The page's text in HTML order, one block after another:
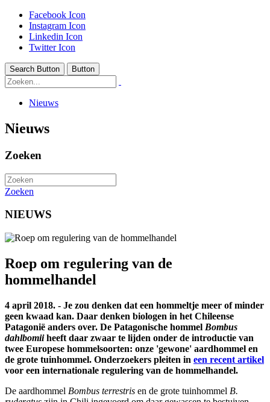
Facebook Icon
Instagram Icon
Linkedin Icon
Twitter Icon
Search Button Button
Nieuws
Nieuws
Zoeken
Zoeken
NIEUWS
Roep om regulering van de
hommelhandel
4 april 2018. - Je zou denken dat een hommeltje meer of minder
geen kwaad kan. Daar denken biologen in het Chileense
Patagonië anders over. De Patagonische hommel Bombus
dahlbomiiheeft daar zwaar te lijden onder de introductie van
twee Europese hommelsoorten: onze 'gewone' aardhommel en
de grote tuinhommel. Onderzoekers pleiten in een recent artikel
voor een internationale regulering van de hommelhandel.
De aardhommel Bombus terrestris en de grote tuinhommel B.